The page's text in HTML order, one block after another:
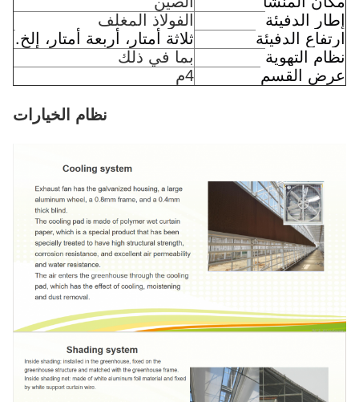
إطار الدفيئة الفولاذ المغلف
ارتفاع الدفيئة
ثلاثة أمتار، أربعة أمتار، إلخ.
نظام التهوية
بما في ذلك
عرض القسم 4م
نظام الخيارات